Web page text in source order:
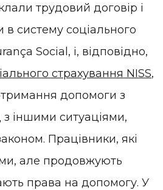
трудовий договір і
систему соціального
Social, і, відповідно,
страхування NISS,
допомоги з
з іншими ситуаціями,
Працівники, які
але продовжують
права на допомогу. У